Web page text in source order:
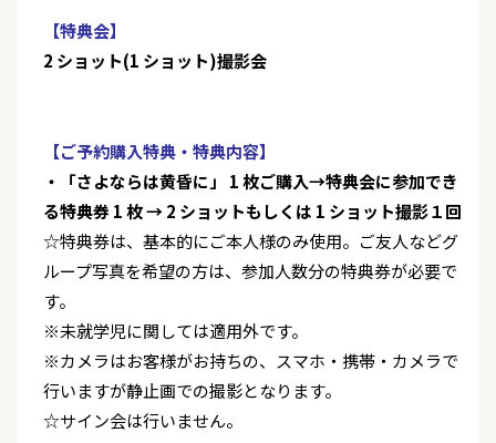
【特典会】
2 ショット(1 ショット)撮影会
【ご予約購入特典・特典内容】
・「さよならは黄昏に」 1 枚ご購入→特典会に参加でき
る特典券 1 枚 → 2 ショットもしくは 1 ショット撮影１回
☆特典券は、基本的にご本人様のみ使用。ご友人などグ
ループ写真を希望の方は、参加人数分の特典券が必要で
す。
※未就学児に関しては適用外です。
※カメラはお客様がお持ちの、スマホ・携帯・カメラで
行いますが静止画での撮影となります。
☆サイン会は行いません。